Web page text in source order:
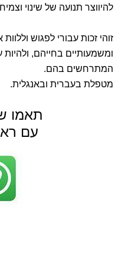
להיווצר תנועה של שינוי
זוהי זכות עבורי לפגוש
ומשמעותיים בחייהם,
המתרחשים בהם.
מטפלת בעברית ובאנגלית.
תאמו
עם